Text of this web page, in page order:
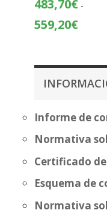
483,70€ -
559,20€Rango
desde
hasta
Informe de
Normativa
Certificado
Esquema de
Normativa